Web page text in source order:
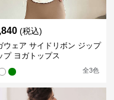
(税込)
ウェア サイドリボン ジップ
プ ヨガトップス
全3色